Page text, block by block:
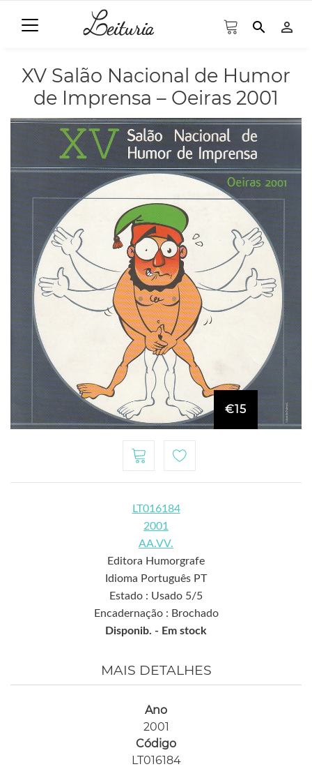
search person_outline
XV Salão Nacional de Humor
de Imprensa – Oeiras 2001
€15
LT016184
2001
AA.VV.
Editora Humorgrafe
Idioma Português PT
Estado : Usado 5/5
Encadernação : Brochado
Disponib. - Em stock
MAIS DETALHES
Ano
2001
Código
LT016184